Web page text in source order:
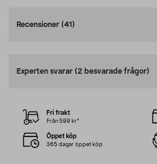
Recensioner (41)
Experten svarar (2 besvarade frågor)
Fri frakt
Från 599 kr*
Öppet köp
365 dagar öppet köp